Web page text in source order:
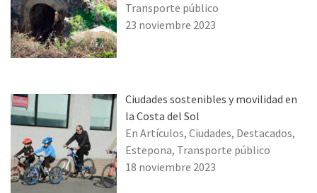
Transporte público
23 noviembre 2023
Ciudades sostenibles y movilidad en
la Costa del Sol
En Artículos, Ciudades, Destacados,
Estepona, Transporte público
18 noviembre 2023